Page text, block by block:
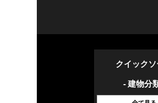
クイックソ
- 建物分